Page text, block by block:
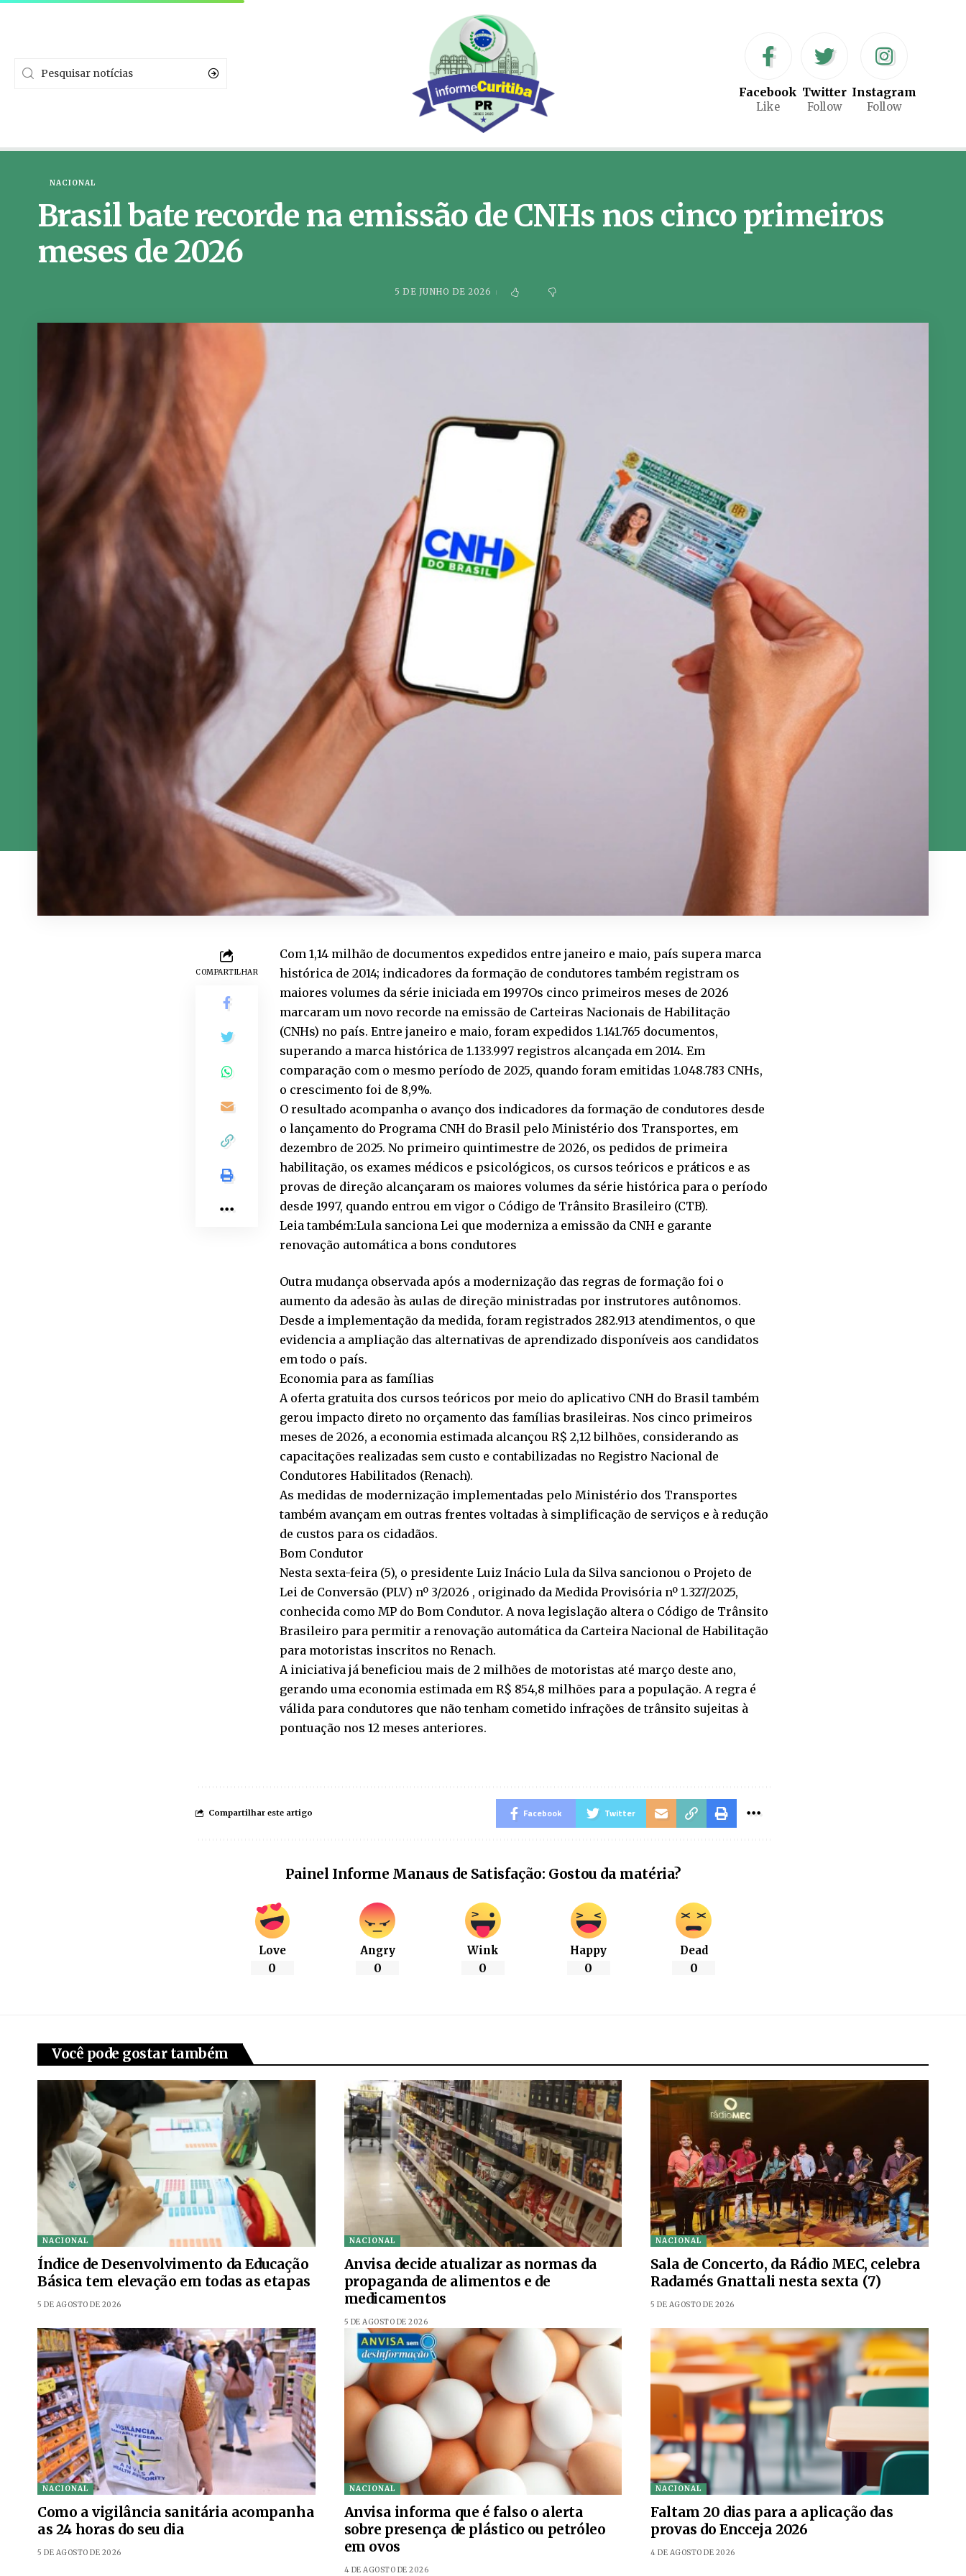
Facebook
Like
Twitter
Follow
Instagram
Follow
NACIONAL
Brasil bate recorde na emissão de CNHs nos cinco primeiros
meses de 2026
5 DE JUNHO DE 2026
COMPARTILHAR
Com 1,14 milhão de documentos expedidos entre janeiro e maio, país supera marca
histórica de 2014; indicadores da formação de condutores também registram os
maiores volumes da série iniciada em 1997Os cinco primeiros meses de 2026
marcaram um novo recorde na emissão de Carteiras Nacionais de Habilitação
(CNHs) no país. Entre janeiro e maio, foram expedidos 1.141.765 documentos,
superando a marca histórica de 1.133.997 registros alcançada em 2014. Em
comparação com o mesmo período de 2025, quando foram emitidas 1.048.783 CNHs,
o crescimento foi de 8,9%.
O resultado acompanha o avanço dos indicadores da formação de condutores desde
o lançamento do Programa CNH do Brasil pelo Ministério dos Transportes, em
dezembro de 2025. No primeiro quintimestre de 2026, os pedidos de primeira
habilitação, os exames médicos e psicológicos, os cursos teóricos e práticos e as
provas de direção alcançaram os maiores volumes da série histórica para o período
desde 1997, quando entrou em vigor o Código de Trânsito Brasileiro (CTB).
Leia também:Lula sanciona Lei que moderniza a emissão da CNH e garante
renovação automática a bons condutores
Outra mudança observada após a modernização das regras de formação foi o
aumento da adesão às aulas de direção ministradas por instrutores autônomos.
Desde a implementação da medida, foram registrados 282.913 atendimentos, o que
evidencia a ampliação das alternativas de aprendizado disponíveis aos candidatos
em todo o país.
Economia para as famílias
A oferta gratuita dos cursos teóricos por meio do aplicativo CNH do Brasil também
gerou impacto direto no orçamento das famílias brasileiras. Nos cinco primeiros
meses de 2026, a economia estimada alcançou R$ 2,12 bilhões, considerando as
capacitações realizadas sem custo e contabilizadas no Registro Nacional de
Condutores Habilitados (Renach).
As medidas de modernização implementadas pelo Ministério dos Transportes
também avançam em outras frentes voltadas à simplificação de serviços e à redução
de custos para os cidadãos.
Bom Condutor
Nesta sexta-feira (5), o presidente Luiz Inácio Lula da Silva sancionou o Projeto de
Lei de Conversão (PLV) nº 3/2026 , originado da Medida Provisória nº 1.327/2025,
conhecida como MP do Bom Condutor. A nova legislação altera o Código de Trânsito
Brasileiro para permitir a renovação automática da Carteira Nacional de Habilitação
para motoristas inscritos no Renach.
A iniciativa já beneficiou mais de 2 milhões de motoristas até março deste ano,
gerando uma economia estimada em R$ 854,8 milhões para a população. A regra é
válida para condutores que não tenham cometido infrações de trânsito sujeitas à
pontuação nos 12 meses anteriores.
Compartilhar este artigo Facebook Twitter
Painel Informe Manaus de Satisfação: Gostou da matéria?
Love
0
Angry
0
Wink
0
Happy
0
Dead
0
Você pode gostar também
NACIONAL
Índice de Desenvolvimento da Educação
Básica tem elevação em todas as etapas
5 DE AGOSTO DE 2026
NACIONAL
Anvisa decide atualizar as normas da
propaganda de alimentos e de
medicamentos
5 DE AGOSTO DE 2026
NACIONAL
Sala de Concerto, da Rádio MEC, celebra
Radamés Gnattali nesta sexta (7)
5 DE AGOSTO DE 2026
NACIONAL
Como a vigilância sanitária acompanha
as 24 horas do seu dia
5 DE AGOSTO DE 2026
NACIONAL
Anvisa informa que é falso o alerta
sobre presença de plástico ou petróleo
em ovos
4 DE AGOSTO DE 2026
NACIONAL
Faltam 20 dias para a aplicação das
provas do Encceja 2026
4 DE AGOSTO DE 2026